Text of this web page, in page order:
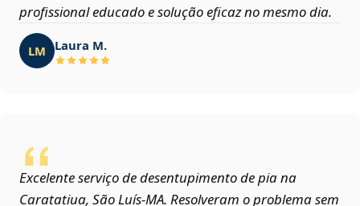
profissional educado e solução eficaz no mesmo dia.
LM Laura M.
Excelente serviço de desentupimento de pia na
Caratatiua, São Luís‑MA. Resolveram o problema sem